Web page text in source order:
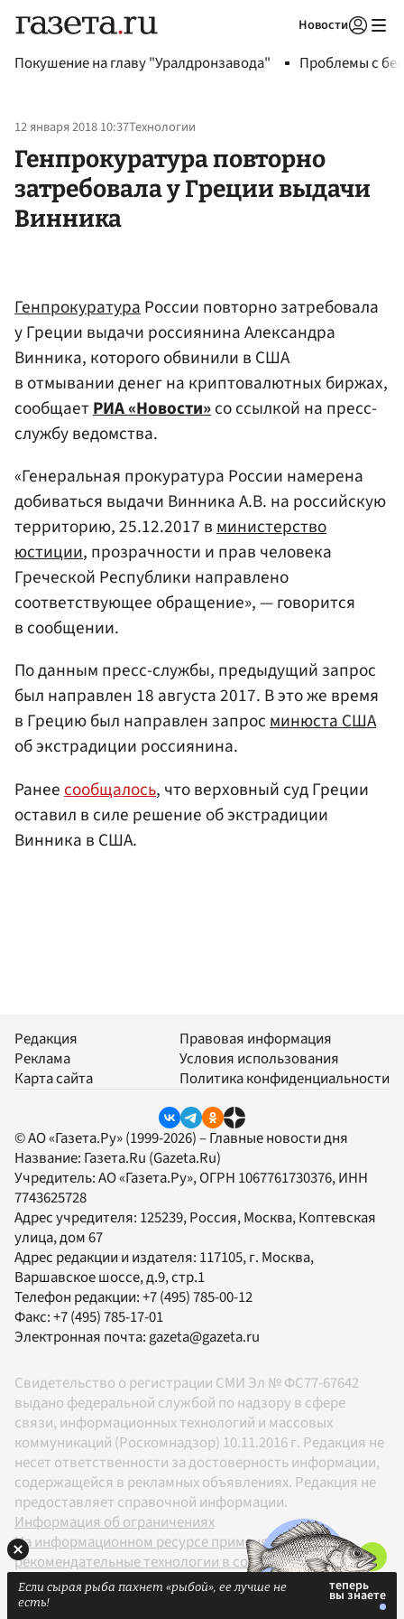
Новости
Покушение на главу "Уралдронзавода" Проблемы с
12 января 2018 10:37Технологии
Генпрокуратура повторно
затребовала у Греции выдачи
Винника
ГенпрокуратураРоссии повторно затребовала
у Греции выдачи россиянина Александра
Винника, которого обвинили в США
в отмывании денег на криптовалютных биржах,
сообщаетРИА «Новости»со ссылкой на пресс-
службу ведомства.
«Генеральная прокуратура России намерена
добиваться выдачи Винника А.В. на российскую
территорию, 25.12.2017 вминистерство
юстиции, прозрачности и прав человека
Греческой Республики направлено
соответствующее обращение», — говорится
в сообщении.
По данным пресс-службы, предыдущий запрос
был направлен 18 августа 2017. В это же время
в Грецию был направлен запросминюста США
об экстрадиции россиянина.
Ранее сообщалось, что верховный суд Греции
оставил в силе решение об экстрадиции
Винника в США.
Редакция
Реклама
Карта сайта
Правовая информация
Условия использования
Политика конфиденциальности
© АО «Газета.Ру» (1999-2026) – Главные новости дня
Название: Газета.Ru (Gazeta.Ru)
Учредитель:АО «Газета.Ру», ОГРН 1067761730376, ИНН
7743625728
Адрес учредителя: 125239, Россия, Москва, Коптевская
улица, дом 67
Адрес редакции и издателя: 117105, г. Москва,
Варшавское шоссе, д.9, стр.1
Телефон редакции:+7 (495) 785-00-12
Факс:+7 (495) 785-17-01
Электронная почта:gazeta@gazeta.ru
Свидетельство о регистрации СМИ Эл № ФС77-67642
выдано федеральной службой по надзору в сфере
связи, информационных технологий и массовых
коммуникаций (Роскомнадзор) 10.11.2016 г. Редакция не
несет ответственности за достоверность информации,
содержащейся в рекламных объявлениях. Редакция не
предоставляет справочной информации.
Информация об ограничениях
На информационном ресурсе применяются
рекомендательные технологии в соответствии с
Правилами
Если сырая рыба пахнет «рыбой», ее лучше не
есть!